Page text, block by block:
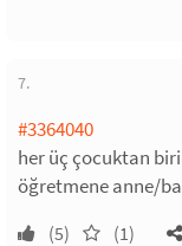
7.
#3364040
her üç çocuktan
öğretmene anne/
(5) (1)